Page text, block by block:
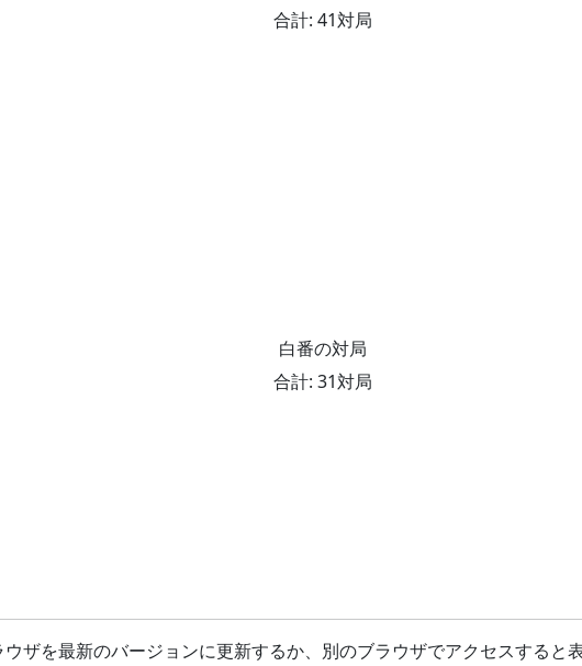
合計: 41対局
白番の対局
合計: 31対局
ザを最新のバージョンに更新するか、別のブラウザでアクセスすると